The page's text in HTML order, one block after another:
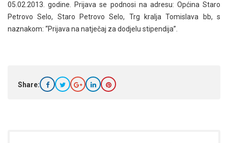
05.02.2013. godine. Prijava se podnosi na adresu: Općina Staro
Petrovo Selo, Staro Petrovo Selo, Trg kralja Tomislava bb, s
naznakom: “Prijava na natječaj za dodjelu stipendija”.
Share: